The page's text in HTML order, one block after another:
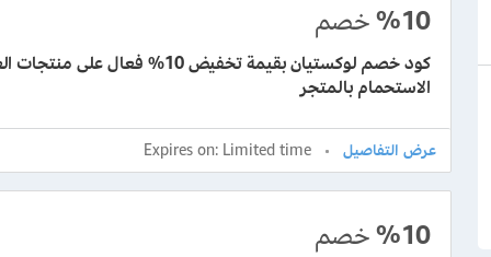
%10خصم
كود خصم لوكستيان بقيمة تخفيض 10% فعال
الاستحمام بالمتجر
Expires on: Limited time
%10خصم